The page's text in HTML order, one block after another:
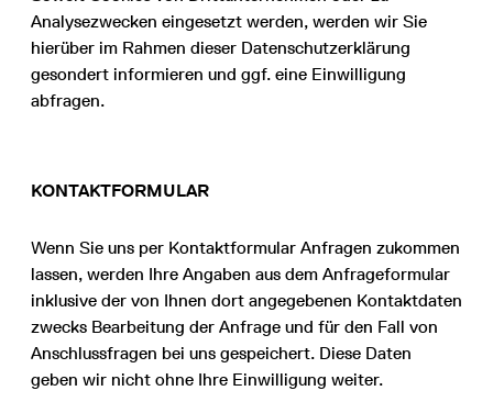
Analysezwecken eingesetzt werden, werden wir Sie
hierüber im Rahmen dieser Datenschutzerklärung
gesondert informieren und ggf. eine Einwilligung
abfragen.
KONTAKTFORMULAR
Wenn Sie uns per Kontaktformular Anfragen zukommen
lassen, werden Ihre Angaben aus dem Anfrageformular
inklusive der von Ihnen dort angegebenen Kontaktdaten
zwecks Bearbeitung der Anfrage und für den Fall von
Anschlussfragen bei uns gespeichert. Diese Daten
geben wir nicht ohne Ihre Einwilligung weiter.